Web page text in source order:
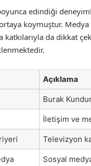
edindiği
koymuştur. Medya
da dikkat
Açıklama
Burak
İletişim ve
Televizyon
Sosyal